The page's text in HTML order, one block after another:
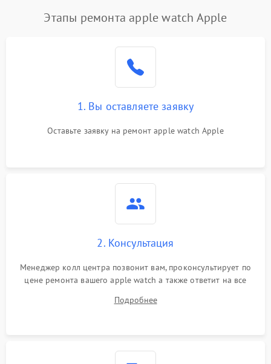
Этапы ремонта apple watch Apple
1. Вы оставляете заявку
Оставьте заявку на ремонт apple watch Apple
2. Консультация
Менеджер колл центра позвонит вам, проконсультирует по
цене ремонта вашего apple watch а также ответит на все
Подробнее